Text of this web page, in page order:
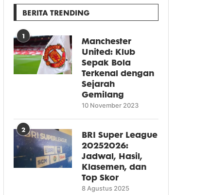
BERITA TRENDING
1
Manchester
United: Klub
Sepak Bola
Terkenal dengan
Sejarah
Gemilang
10 November 2023
2
BRI Super League
20252026:
Jadwal, Hasil,
Klasemen, dan
Top Skor
8 Agustus 2025